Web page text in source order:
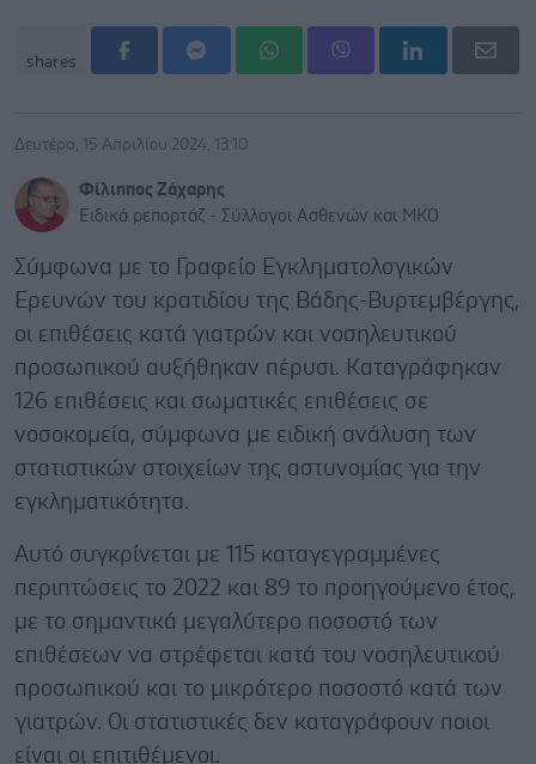
shares
Δευτέρα, 15 Απριλίου 2024, 13:10
Φίλιππος Ζάχαρης
Ειδικά ρεπορτάζ - Σύλλογοι Ασθενών και ΜΚΟ
Σύμφωνα με το Γραφείο Εγκληματολογικών
Ερευνών του κρατιδίου της Βάδης-Βυρτεμβέργης,
οι επιθέσεις κατά γιατρών και νοσηλευτικού
προσωπικού αυξήθηκαν πέρυσι. Καταγράφηκαν
126 επιθέσεις και σωματικές επιθέσεις σε
νοσοκομεία, σύμφωνα με ειδική ανάλυση των
στατιστικών στοιχείων της αστυνομίας για την
εγκληματικότητα.
Αυτό συγκρίνεται με 115 καταγεγραμμένες
περιπτώσεις το 2022 και 89 το προηγούμενο έτος,
με το σημαντικά μεγαλύτερο ποσοστό των
επιθέσεων να στρέφεται κατά του νοσηλευτικού
προσωπικού και το μικρότερο ποσοστό κατά των
γιατρών. Οι στατιστικές δεν καταγράφουν ποιοι
είναι οι επιτιθέμενοι.